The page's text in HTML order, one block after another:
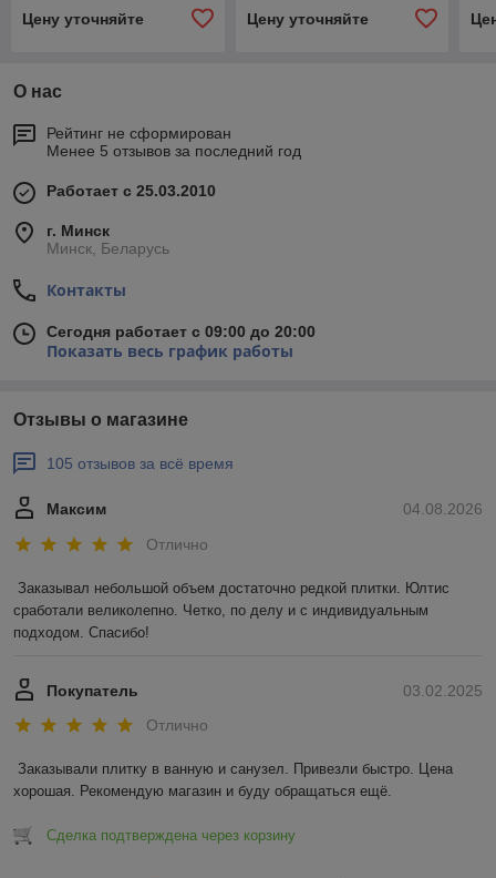
Цену уточняйте
Цену уточняйте
О нас
Рейтинг не сформирован
Менее 5 отзывов за последний год
Работает с 25.03.2010
г. Минск
Минск, Беларусь
Контакты
Сегодня работает с 09:00 до 20:00
Показать весь график работы
Отзывы о магазине
105 отзывов за всё время
04.08.2026
Максим
Отлично
Заказывал небольшой объем достаточно редкой плитки. Юлтис
сработали великолепно. Четко, по делу и с индивидуальным
подходом. Спасибо!
03.02.2025
Покупатель
Отлично
Заказывали плитку в ванную и санузел. Привезли быстро. Цена
хорошая. Рекомендую магазин и буду обращаться ещё.
Сделка подтверждена через корзину